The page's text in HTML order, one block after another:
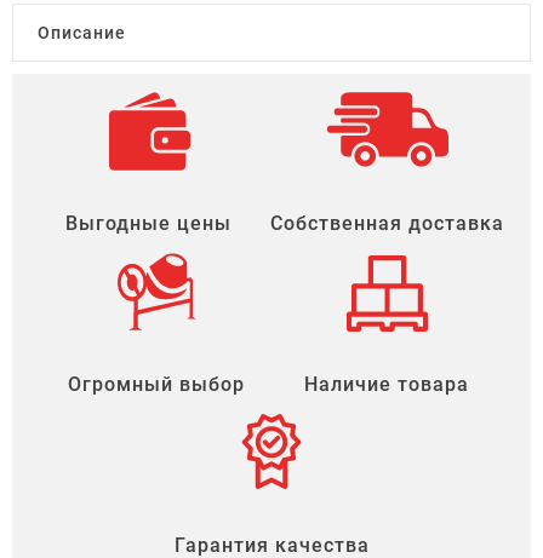
Описание
Выгодные цены Собственная доставка
Огромный выбор Наличие товара
Гарантия качества